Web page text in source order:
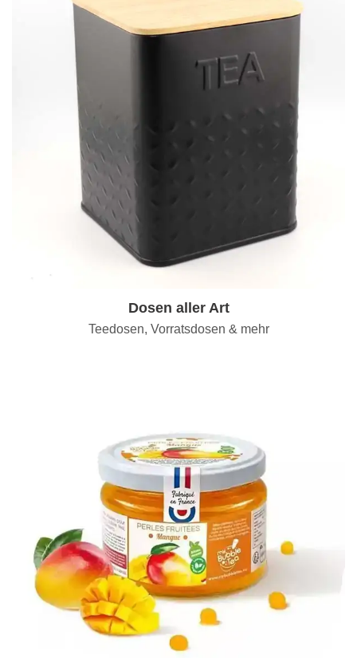
Dosen aller Art
Teedosen, Vorratsdosen & mehr